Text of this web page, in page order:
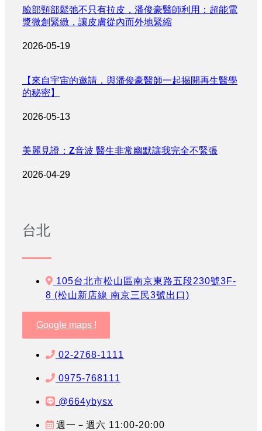
臉部頸部鬆弛不只有拉皮，潘俊豪醫師利用：超能電
漿微創緊緻，讓皮膚從內而外地緊縮
2026-05-19
【來自宇宙的邀請，與潘俊豪醫師一起揭開再生醫學
的秘密】
2026-05-13
美麗見證：Z音波 醫生非常幽默讓我完全不緊張
2026-04-29
台北
105台北市松山區南京東路五段230號3F-
8 (松山新店線 南京三民3號出口)
Google maps !
02-2768-1111
0975-768111
@664ybysx
週一－週六 11:00-20:00